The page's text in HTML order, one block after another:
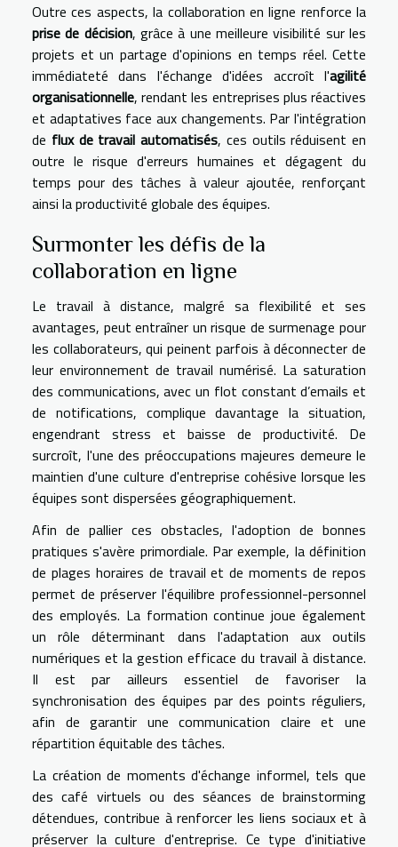
Outre ces aspects, la collaboration en ligne renforce la
prise de décision, grâce à une meilleure visibilité sur les
projets et un partage d'opinions en temps réel. Cette
immédiateté dans l'échange d'idées accroît l'agilité
organisationnelle, rendant les entreprises plus réactives
et adaptatives face aux changements. Par l'intégration
de flux de travail automatisés, ces outils réduisent en
outre le risque d'erreurs humaines et dégagent du
temps pour des tâches à valeur ajoutée, renforçant
ainsi la productivité globale des équipes.
Surmonter les défis de la
collaboration en ligne
Le travail à distance, malgré sa flexibilité et ses
avantages, peut entraîner un risque de surmenage pour
les collaborateurs, qui peinent parfois à déconnecter de
leur environnement de travail numérisé. La saturation
des communications, avec un flot constant d’emails et
de notifications, complique davantage la situation,
engendrant stress et baisse de productivité. De
surcroît, l'une des préoccupations majeures demeure le
maintien d'une culture d'entreprise cohésive lorsque les
équipes sont dispersées géographiquement.
Afin de pallier ces obstacles, l'adoption de bonnes
pratiques s'avère primordiale. Par exemple, la définition
de plages horaires de travail et de moments de repos
permet de préserver l'équilibre professionnel-personnel
des employés. La formation continue joue également
un rôle déterminant dans l'adaptation aux outils
numériques et la gestion efficace du travail à distance.
Il est par ailleurs essentiel de favoriser la
synchronisation des équipes par des points réguliers,
afin de garantir une communication claire et une
répartition équitable des tâches.
La création de moments d'échange informel, tels que
des café virtuels ou des séances de brainstorming
détendues, contribue à renforcer les liens sociaux et à
préserver la culture d'entreprise. Ce type d'initiative